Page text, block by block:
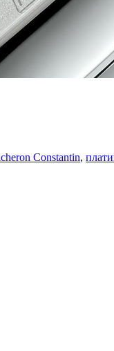
Constantin,